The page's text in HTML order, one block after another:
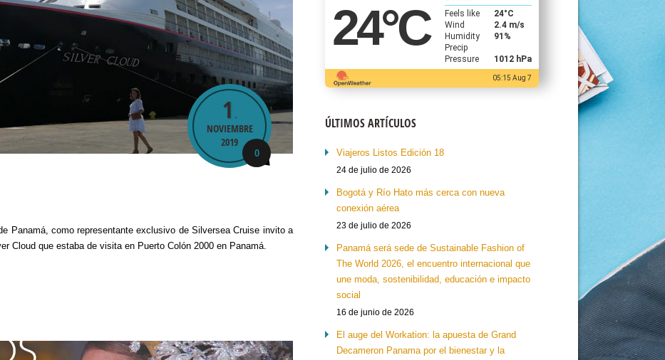
1 .
NOVIEMBRE
2019
0
Panamá, como representante exclusivo de Silversea Cruise invito a
Cloud que estaba de visita en Puerto Colón 2000 en Panamá.
24°C
Feels like
24°C
Wind
2.4 m/s
Humidity
91%
Precip
Pressure
1012 hPa
05:15 Aug 7
ÚLTIMOS ARTÍCULOS
Viajeros Listos Edición 18
24 de julio de 2026
Bogotá y Río Hato más cerca con nueva
conexión aérea
23 de julio de 2026
Panamá será sede de Sustainable Fashion of
The World 2026, el encuentro internacional que
une moda, sostenibilidad, educación e impacto
social
16 de junio de 2026
El auge del Workation: la apuesta de Grand
Decameron Panama por el bienestar y la